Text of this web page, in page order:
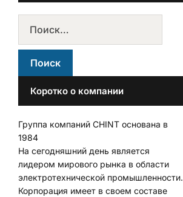
Коротко о компании
Группа компаний CHINT основана в
1984
На сегодняшний день является
лидером мирового рынка в области
электротехнической промышленности.
Корпорация имеет в своем составе